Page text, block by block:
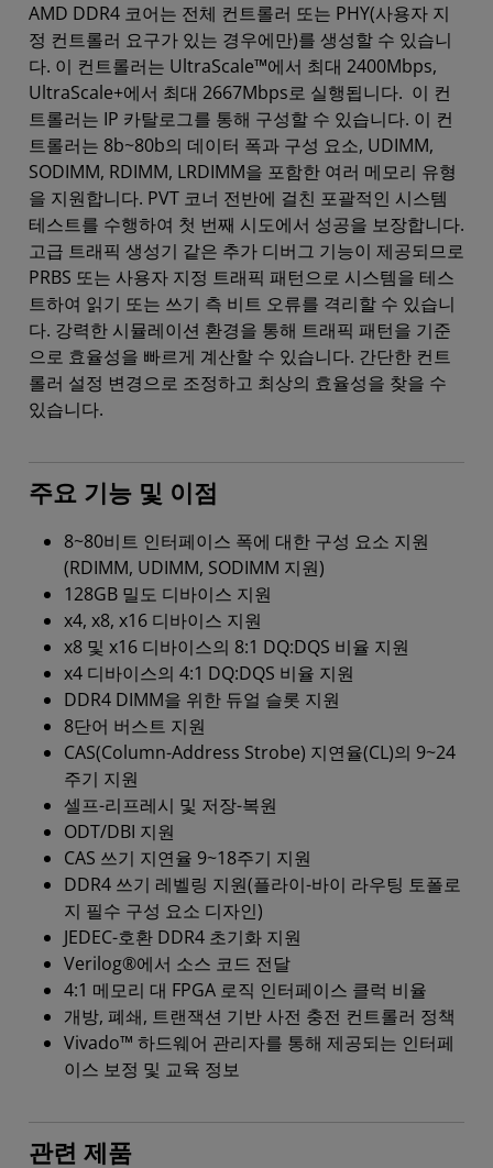
AMD DDR4 코어는 전체 컨트롤러 또는 PHY(사용자 지
정 컨트롤러 요구가 있는 경우에만)를 생성할 수 있습니
다. 이 컨트롤러는 UltraScale™에서 최대 2400Mbps,
UltraScale+에서 최대 2667Mbps로 실행됩니다. 이 컨
트롤러는 IP 카탈로그를 통해 구성할 수 있습니다. 이 컨
트롤러는 8b~80b의 데이터 폭과 구성 요소, UDIMM,
SODIMM, RDIMM, LRDIMM을 포함한 여러 메모리 유형
을 지원합니다. PVT 코너 전반에 걸친 포괄적인 시스템
테스트를 수행하여 첫 번째 시도에서 성공을 보장합니다.
고급 트래픽 생성기 같은 추가 디버그 기능이 제공되므로
PRBS 또는 사용자 지정 트래픽 패턴으로 시스템을 테스
트하여 읽기 또는 쓰기 측 비트 오류를 격리할 수 있습니
다. 강력한 시뮬레이션 환경을 통해 트래픽 패턴을 기준
으로 효율성을 빠르게 계산할 수 있습니다. 간단한 컨트
롤러 설정 변경으로 조정하고 최상의 효율성을 찾을 수
있습니다.
주요 기능 및 이점
8~80비트 인터페이스 폭에 대한 구성 요소 지원
(RDIMM, UDIMM, SODIMM 지원)
128GB 밀도 디바이스 지원
x4, x8, x16 디바이스 지원
x8 및 x16 디바이스의 8:1 DQ:DQS 비율 지원
x4 디바이스의 4:1 DQ:DQS 비율 지원
DDR4 DIMM을 위한 듀얼 슬롯 지원
8단어 버스트 지원
CAS(Column-Address Strobe) 지연율(CL)의 9~24
주기 지원
셀프-리프레시 및 저장-복원
ODT/DBI 지원
CAS 쓰기 지연율 9~18주기 지원
DDR4 쓰기 레벨링 지원(플라이-바이 라우팅 토폴로
지 필수 구성 요소 디자인)
JEDEC-호환 DDR4 초기화 지원
Verilog®에서 소스 코드 전달
4:1 메모리 대 FPGA 로직 인터페이스 클럭 비율
개방, 폐쇄, 트랜잭션 기반 사전 충전 컨트롤러 정책
Vivado™ 하드웨어 관리자를 통해 제공되는 인터페
이스 보정 및 교육 정보
관련 제품